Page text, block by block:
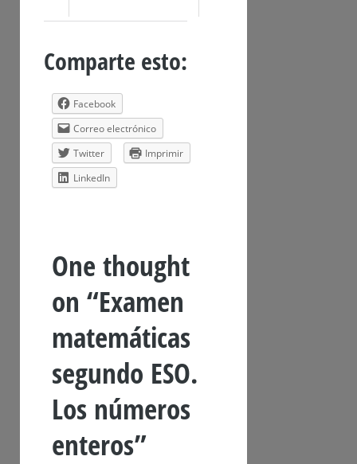
Comparte esto:
Facebook
Correo electrónico
Twitter
Imprimir
LinkedIn
One thought
on “Examen
matemáticas
segundo ESO.
Los números
enteros”